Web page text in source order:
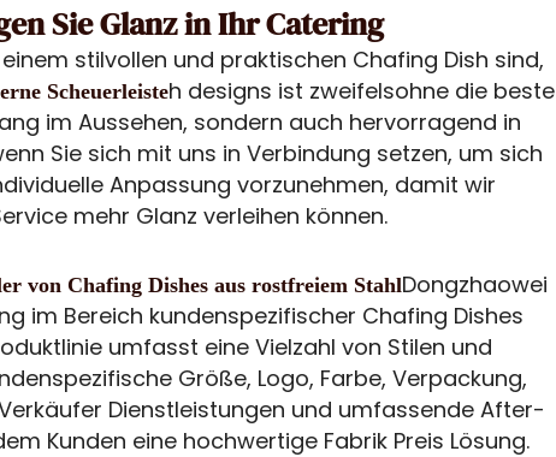
Sie Glanz in Ihr Catering
stilvollen und praktischen Chafing Dish sind,
Scheuerleisteh designs ist zweifelsohne die beste
im Aussehen, sondern auch hervorragend in
Sie sich mit uns in Verbindung setzen, um sich
Anpassung vorzunehmen, damit wir
mehr Glanz verleihen können.
von Chafing Dishes aus rostfreiem StahlDongzhaowei
im Bereich kundenspezifischer Chafing Dishes
umfasst eine Vielzahl von Stilen und
Größe, Logo, Farbe, Verpackung,
Dienstleistungen und umfassende After-
Kunden eine hochwertige Fabrik Preis Lösung.